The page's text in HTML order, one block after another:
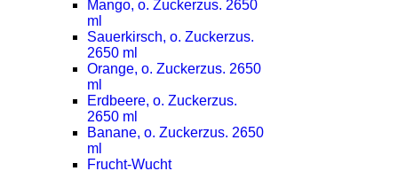
Mango, o. Zuckerzus. 2650
ml
Sauerkirsch, o. Zuckerzus.
2650 ml
Orange, o. Zuckerzus. 2650
ml
Erdbeere, o. Zuckerzus.
2650 ml
Banane, o. Zuckerzus. 2650
ml
Frucht-Wucht